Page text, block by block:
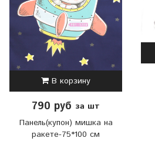
В корзину
790 руб за шт
Панель(купон) мишка на
ракете-75*100 см